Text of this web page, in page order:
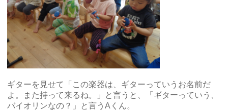
ギターを見せて「この楽器は、ギターっていうお名前だ
よ。また持って来るね。」と言うと、「ギターっていう、
バイオリンなの？」と言うAくん。